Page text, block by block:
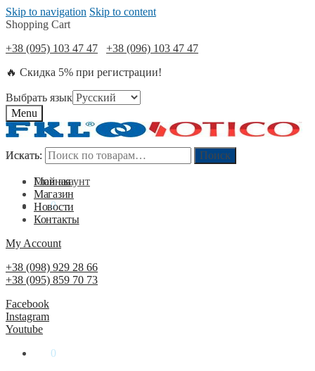
Skip to navigation Skip to content
Shopping Cart
+38 (095) 103 47 47
+38 (096) 103 47 47
🔥 Скидка 5% при регистрации!
Выбрать язык
Menu
Искать: Поиск
Мой акаунт
0₴ 0
Искать: Поиск
Главная
Магазин
Новости
Контакты
My Account
+38 (098) 929 28 66
+38 (095) 859 70 73
Facebook
Instagram
Youtube
0